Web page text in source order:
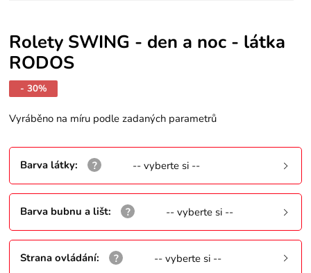
Rolety SWING - den a noc - látka
RODOS
- 30%
Vyráběno na míru podle zadaných parametrů
Barva látky: -- vyberte si --
Barva bubnu a lišt: -- vyberte si --
Strana ovládání: -- vyberte si --